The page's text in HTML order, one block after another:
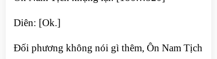
Diên: [Ok.]
Đối phương không nói gì thêm, Ôn Nam Tịch